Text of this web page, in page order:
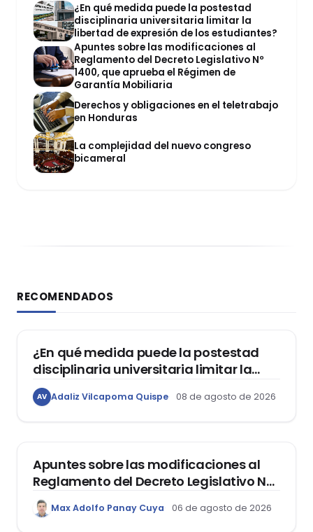
¿En qué medida puede la postestad
disciplinaria universitaria limitar la
libertad de expresión de los estudiantes?
Apuntes sobre las modificaciones al
Reglamento del Decreto Legislativo Nº
1400, que aprueba el Régimen de
Garantía Mobiliaria
Derechos y obligaciones en el teletrabajo
en Honduras
La complejidad del nuevo congreso
bicameral
RECOMENDADOS
DERECHO CONSTITUCIONAL
¿En qué medida puede la postestad
disciplinaria universitaria limitar la
libertad de expresión de los
estudiantes?
AV Adaliz Vilcapoma Quispe 08 de agosto de 2026
Apuntes sobre las modificaciones al
Reglamento del Decreto Legislativo Nº
1400, que aprueba el Régimen de
Garantía Mobiliaria
Max Adolfo Panay Cuya 06 de agosto de 2026